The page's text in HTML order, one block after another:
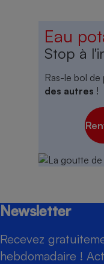
Eau
Stop à
Ras-le bol de
des autres !
Newsletter
Recevez
hebdomadaire !